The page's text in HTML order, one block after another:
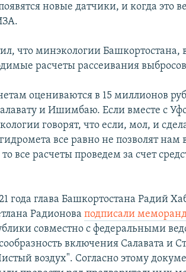
новые датчики, и когда это
что минэкологии Башкортостана,
расчеты рассеивания
оцениваются в 15 миллионов
и Ишимбаю. Если вместе с
говорят, что если, мол, и
все равно не позволят нам
все расчеты проведем за счет
глава Башкортостана Радий
Радионоваподписали
совместно с федеральными
включения Салавата и
воздух". Согласно этому